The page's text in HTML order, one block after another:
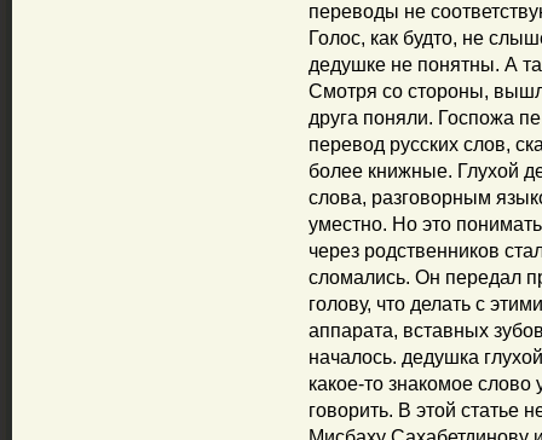
переводы не
Голос, как будто, не
дедушке не понятны. А
Смотря со стороны,
друга поняли. Госпожа
перевод русских слов,
более книжные. Глухой
слова, разговорным
уместно. Но это
через родственников
сломались. Он передал
голову, что делать с
аппарата, вставных
началось. дедушка
какое-то знакомое
говорить. В этой статье